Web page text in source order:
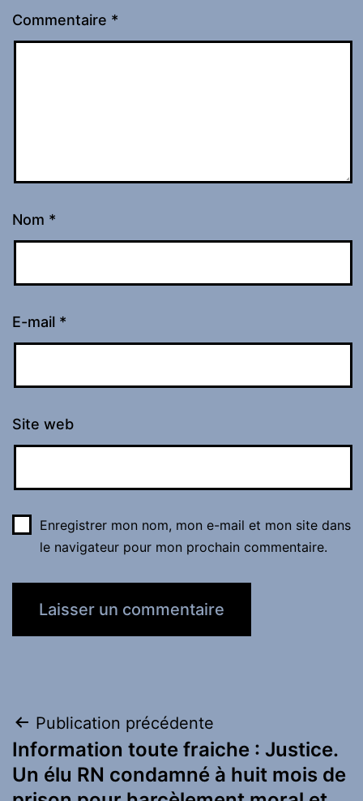
Commentaire *
Nom *
E-mail *
Site web
Enregistrer mon nom, mon e-mail et mon site dans
le navigateur pour mon prochain commentaire.
Navigation
de
Publication précédente
Information toute fraiche : Justice.
Un élu RN condamné à huit mois de